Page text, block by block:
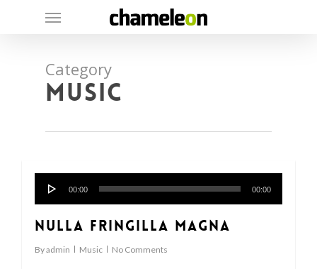
content
Menu
Category
Music
Audio
Player
00:00 00:00
Nulla fringilla magna
Byadmin Music No Comments